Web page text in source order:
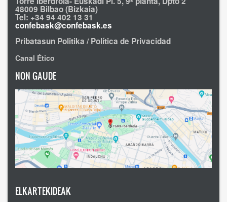
48009 Bilbao (Bizkaia)
Tel: +34 94 402 13 31
confebask@confebask.es
Pribatasun Politika / Política de Privacidad
Canal Ético
NON GAUDE
ELKARTEKIDEAK